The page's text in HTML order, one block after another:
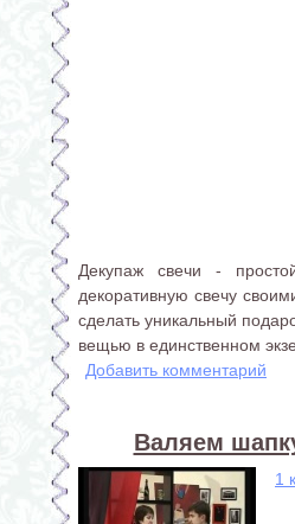
Декупаж свечи -
декоративную свечу
сделать уникальный
вещью в единственном
Добавить комментарий
Валяем
1